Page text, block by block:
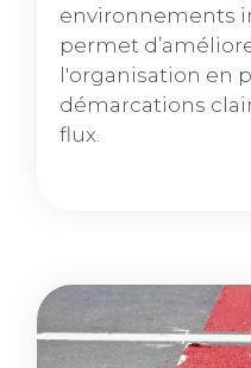
environnements
permet
l'organisation en
démarcations
flux.